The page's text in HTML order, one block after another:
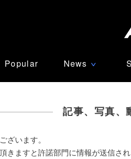
Popular News ∨
記事、写真、
ざいます。
きますと許諾部門に情報が送信さ